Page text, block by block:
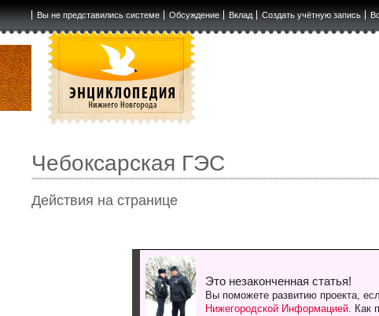
Вы не представились системе Обсуждение Вклад Создать учётную запись
Чебоксарская ГЭС
Действия на странице
Это незаконченная статья!
Вы поможете развитию проекта,
Нижегородской Информацией. Как